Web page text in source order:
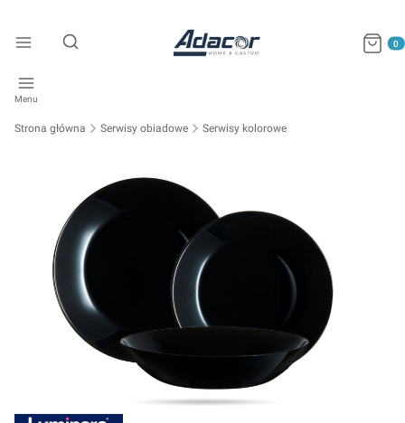
Otwórz wyszukiwarkę
Menu
Strona główna Serwisy obiadowe Serwisy kolorowe